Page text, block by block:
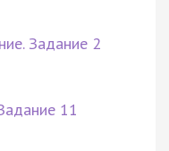
Задание 2
11